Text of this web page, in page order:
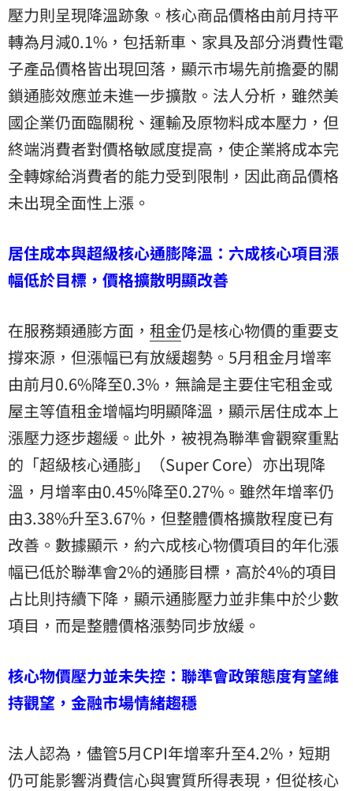
壓力則呈現降溫跡象。核心商品價格由前月持平
轉為月減0.1%，包括新車、家具及部分消費性電
子產品價格皆出現回落，顯示市場先前擔憂的關
鎖通膨效應並未進一步擴散。法人分析，雖然美
國企業仍面臨關稅、運輸及原物料成本壓力，但
終端消費者對價格敏感度提高，使企業將成本完
全轉嫁給消費者的能力受到限制，因此商品價格
未出現全面性上漲。
居住成本與超級核心通膨降溫：六成核心項目漲
幅低於目標，價格擴散明顯改善
在服務類通膨方面， 租金仍是核心物價的重要支
撐來源，但漲幅已有放緩趨勢。5月租金月增率
由前月0.6%降至0.3%，無論是主要住宅租金或
屋主等值租金增幅均明顯降溫，顯示居住成本上
漲壓力逐步趨緩。此外，被視為聯準會觀察重點
的「超級核心通膨」（Super Core）亦出現降
溫，月增率由0.45%降至0.27%。雖然年增率仍
由3.38%升至3.67%，但整體價格擴散程度已有
改善。數據顯示，約六成核心物價項目的年化漲
幅已低於聯準會2%的通膨目標，高於4%的項目
占比則持續下降，顯示通膨壓力並非集中於少數
項目，而是整體價格漲勢同步放緩。
核心物價壓力並未失控：聯準會政策態度有望維
持觀望，金融市場情緒趨穩
法人認為，儘管5月CPI年增率升至4.2%，短期
仍可能影響消費信心與實質所得表現，但從核心